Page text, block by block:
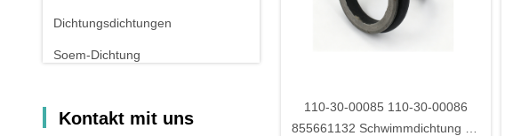
Dichtungsdichtungen
Soem-Dichtung
Kontakt mit uns
110-30-00085 110-30-00086
855661132 Schwimmdichtung für